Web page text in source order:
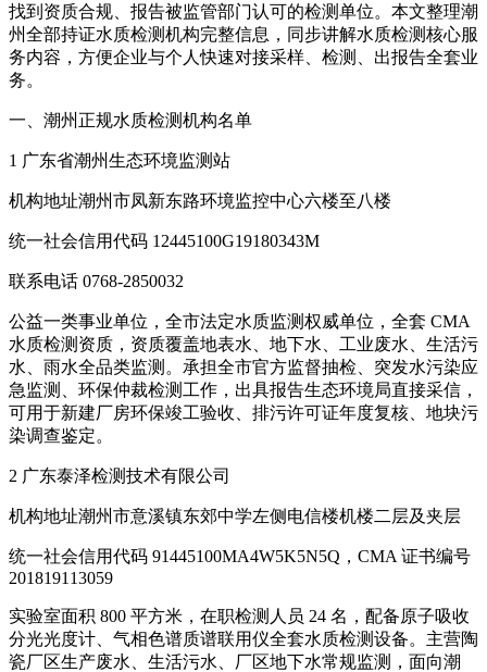
找到资质合规、报告被监管部门认可的检测单位。本文整理潮
州全部持证水质检测机构完整信息，同步讲解水质检测核心服
务内容，方便企业与个人快速对接采样、检测、出报告全套业
务。
一、潮州正规水质检测机构名单
1 广东省潮州生态环境监测站
机构地址潮州市凤新东路环境监控中心六楼至八楼
统一社会信用代码 12445100G19180343M
联系电话 0768-2850032
公益一类事业单位，全市法定水质监测权威单位，全套 CMA
水质检测资质，资质覆盖地表水、地下水、工业废水、生活污
水、雨水全品类监测。承担全市官方监督抽检、突发水污染应
急监测、环保仲裁检测工作，出具报告生态环境局直接采信，
可用于新建厂房环保竣工验收、排污许可证年度复核、地块污
染调查鉴定。
2 广东泰泽检测技术有限公司
机构地址潮州市意溪镇东郊中学左侧电信楼机楼二层及夹层
统一社会信用代码 91445100MA4W5K5N5Q，CMA 证书编号
201819113059
实验室面积 800 平方米，在职检测人员 24 名，配备原子吸收
分光光度计、气相色谱质谱联用仪全套水质检测设备。主营陶
瓷厂区生产废水、生活污水、厂区地下水常规监测，面向潮